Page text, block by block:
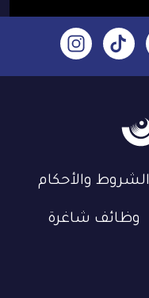
الشروط والأحكام
وظائف شاغرة